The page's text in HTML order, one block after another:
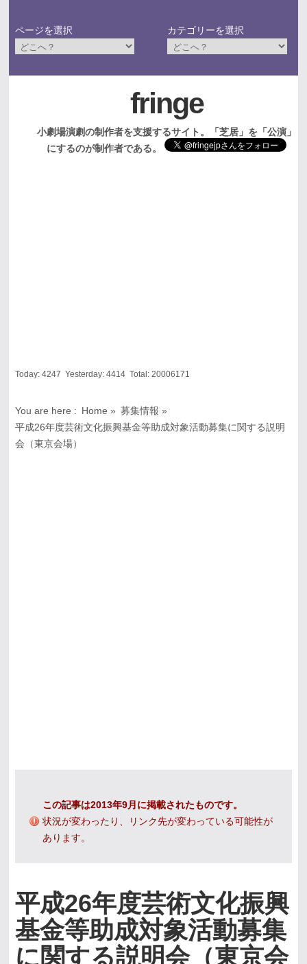
ページを選択 カテゴリーを選択
fringe
小劇場演劇の制作者を支援するサイト。「芝居」を「公演」
にするのが制作者である。
Today: 4247 Yesterday: 4414Total: 20006171
You are here : Home » 募集情報 »
平成26年度芸術文化振興基金等助成対象活動募集に関する説明
会（東京会場）
この記事は2013年9月に掲載されたものです。
状況が変わったり、リンク先が変わっている可能性が
あります。
平成26年度芸術文化振興
基金等助成対象活動募集
に関する説明会（東京会